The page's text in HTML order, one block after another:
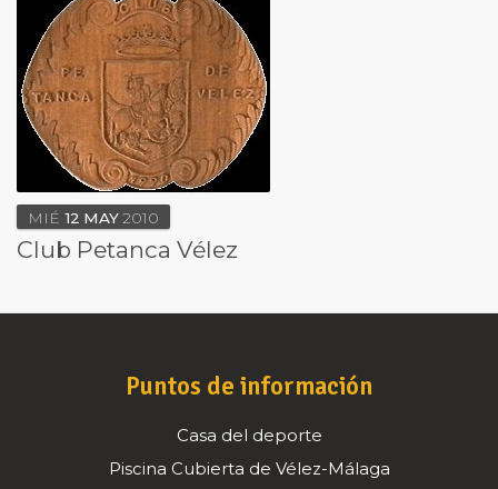
MIÉ 12 MAY2010
Club Petanca Vélez
Puntos de información
Casa del deporte
Piscina Cubierta de Vélez-Málaga